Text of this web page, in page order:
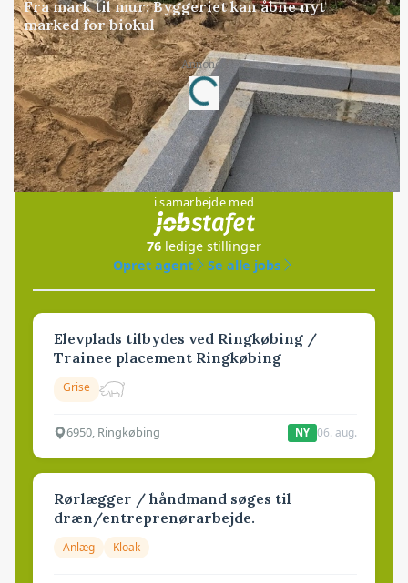
Fra mark til mur: Byggeriet kan åbne nyt
marked for biokul
Annonce
Loading...
Jobs
i samarbejde med
76 ledige stillinger
Opret agent
Se alle jobs
Elevplads tilbydes ved Ringkøbing /
Trainee placement Ringkøbing
Grise
6950, Ringkøbing NY 06. aug.
Rørlægger / håndmand søges til
dræn/entreprenørarbejde.
Anlæg Kloak